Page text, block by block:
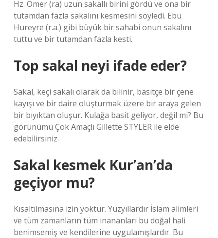
Hz. Ömer (ra) uzun sakallı birini gördü ve ona bir
tutamdan fazla sakalını kesmesini söyledi. Ebu
Hureyre (r.a.) gibi büyük bir sahabi onun sakalını
tuttu ve bir tutamdan fazla kesti.
Top sakal neyi ifade eder?
Sakal, keçi sakalı olarak da bilinir, basitçe bir çene
kayışı ve bir daire oluşturmak üzere bir araya gelen
bir bıyıktan oluşur. Kulağa basit geliyor, değil mi? Bu
görünümü Çok Amaçlı Gillette STYLER ile elde
edebilirsiniz.
Sakal kesmek Kur’an’da
geçiyor mu?
Kısaltılmasına izin yoktur. Yüzyıllardır İslam alimleri
ve tüm zamanların tüm inananları bu doğal hali
benimsemiş ve kendilerine uygulamışlardır. Bu